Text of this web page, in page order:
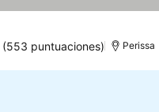
(553 puntuaciones) Perissa